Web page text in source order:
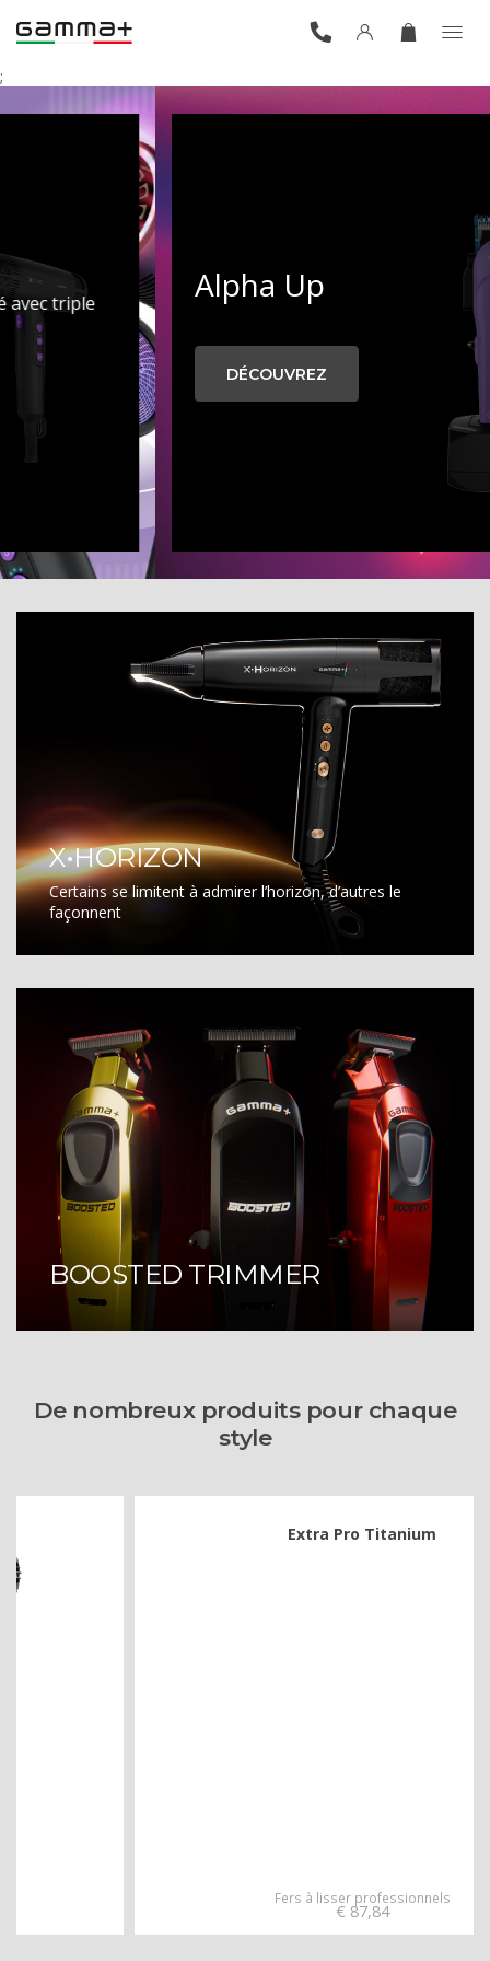
;
Alpha Up
DÉCOUVREZ
X•HORIZON
Certains se limitent à admirer l’horizon, d’autres le
façonnent
BOOSTED TRIMMER
De nombreux produits pour chaque
style
Fers à lisser professionnels